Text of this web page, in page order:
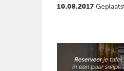
10.08.2017